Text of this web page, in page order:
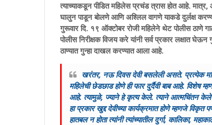
त्याच्याकडून पीडित महिलेस प्रचंड त्रास होत आहे. मात्र,
घालुन पाडून बोलणे आणि अश्‍लिल वागणे याकडे दुर्लक्ष
गुरूवार दि. १९ ऑक्टोबर रोजी महिलेने थेट पोलीस ठाणे
पोलीस निरीक्षक विजय करे यांनी सर्व प्रकार लक्षात
ठाण्यात गुन्हा दाखल करण्यात आला आहे.
खरंतर, नऊ दिवस देवी बसलेली असते. प्रत्येक
महिलेची छेडछाड होणे ही फार दुर्दैवी बाब आहे. विशेष
आहे. त्यामुळे, ज्याने हे कृत्य केले. त्याने आत्मचिंतन केले
हा प्रकार खुद्द देवीच्या कार्यक्रमात होणे म्हणजे
हातबल न होता त्यांनी त्यांच्यातील दुर्गा, कालिका,